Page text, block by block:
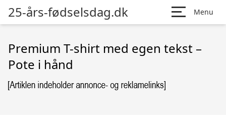
25-års-fødselsdag.dk Menu
Premium T-shirt med egen tekst –
Pote i hånd